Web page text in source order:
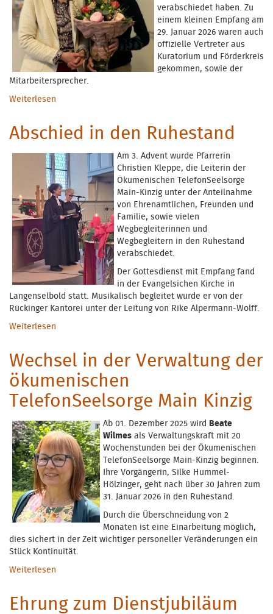
verabschiedet haben. Zu
einem kleinen Empfang am
29. Januar 2026 waren auch
offizielle Vertreter aus
Kuratorium und Förderkreis
gekommen, sowie der
Mitarbeitersprecher.
Weiterlesen
Abschied in den Ruhestand
Am 3. Advent wurde Pfarrerin
Christien Kleppe, die Leiterin der
Ökumenischen TelefonSeelsorge
Main-Kinzig unter der Anteilnahme
von Ehrenamtlichen, Freunden und
Familie, sowie vielen
Wegbegleiterinnen und
Wegbegleitern in den Ruhestand
verabschiedet.
Der Gottesdienst mit Empfang fand
in der Evangelsichen Kirche in
Langenselbold statt. Musikalisch begleitet wurde er von der
Rückinger Kantorei unter der Leitung von Rike Alpermann-Wolff.
Weiterlesen
Wechsel in der Verwaltung der
ökumenischen
TelefonSeelsorge Main Kinzig
Ab 01. Dezember 2025 wird
Beate
Wilmes als Verwaltungskraft mit 20
Wochenstunden bei der Ökumenischen
TelefonSeelsorge Main-Kinzig beginnen.
Ihre Vorgängerin, Silke Hummel-
Hölzinger, geht nach über 30 Jahren zum
31. Januar 2026 in den Ruhestand.
Durch die Überschneidung von 2
Monaten ist eine Einarbeitung möglich,
dies sichert in der Zeit wichtiger personeller Veränderungen ein
Stück Kontinuität.
Weiterlesen
Ehrung zum Dienstjubiläum